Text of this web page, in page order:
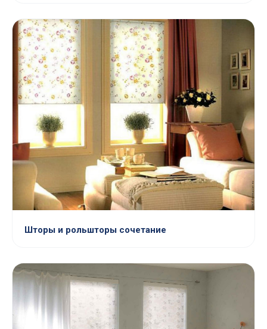
Шторы и рольшторы сочетание